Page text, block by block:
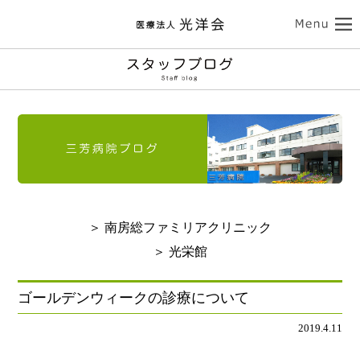
ココロの健康
三芳病院
トップ 外来受診のご案内
訪問看護のご案内
南房総ファミリアクリニック
診療のご案内
クリニックのご案内
アクセス
介護サービス
介護老人保健施設 光栄館
リハビリテーション
レクリエーション 食事
光洋会の取組
光洋会グループ
スタッフブログ
採用情報
＞ 南房総ファミリアクリニック
＞ 光栄館
ゴールデンウィークの診療について
2019.4.11